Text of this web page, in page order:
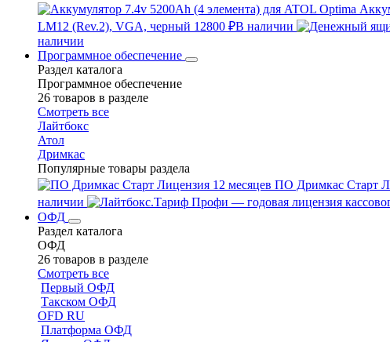
LM12 (Rev.2), VGA, черный 12800 ₽В наличии
наличии
Программное обеспечение
Раздел каталога
Программное обеспечение
26 товаров в разделе
Смотреть все
Лайтбокс
Атол
Дримкас
Популярные товары раздела
ПО Дримкас Старт
наличии
ОФД
Раздел каталога
ОФД
26 товаров в разделе
Смотреть все
Первый ОФД
Такском ОФД
OFD RU
Платформа ОФД